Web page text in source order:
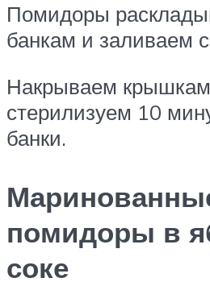
Помидоры
банкам и заливаем
Накрываем
стерилизуем 10
банки.
помидоры в
соке